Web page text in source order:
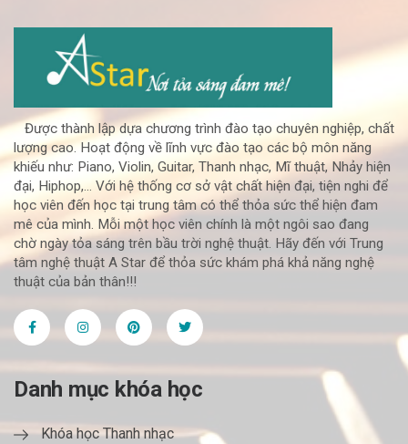
Được thành lập dựa chương trình đào tạo chuyên nghiệp, chất
lượng cao. Hoạt động về lĩnh vực đào tạo các bộ môn năng
khiếu như: Piano, Violin, Guitar, Thanh nhạc, Mĩ thuật, Nhảy hiện
đại, Hiphop,... Với hệ thống cơ sở vật chất hiện đại, tiện nghi để
học viên đến học tại trung tâm có thể thỏa sức thể hiện đam
mê của mình. Mỗi một học viên chính là một ngôi sao đang
chờ ngày tỏa sáng trên bầu trời nghệ thuật. Hãy đến với Trung
tâm nghệ thuật A Star để thỏa sức khám phá khả năng nghệ
thuật của bản thân!!!
Danh mục khóa học
Khóa học Thanh nhạc